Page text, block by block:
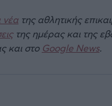
νέα της αθλητικής
της ημέρας και της
και στο Google News.